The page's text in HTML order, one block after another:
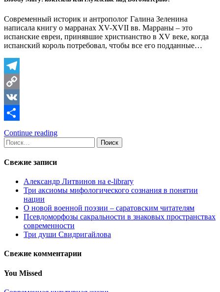
Современный историк и антрополог Галина Зеленина
написала книгу о марранах XV-XVII вв. Марраны – это
испанские евреи, принявшие христианство в XV веке, когда
испанский король потребовал, чтобы все его подданные…
Telegram
Copy
Link
VK
Отправить
Continue reading
Найти:
Свежие записи
Александр Литвинов на e-library
Три аксиомы мифологического сознания в понятии
нации
О новой военной поэзии – саратовским читателям
Псевдоморфозы сакральности в знаковых пространствах
современности
Три души Свидригайлова
Свежие комментарии
You Missed